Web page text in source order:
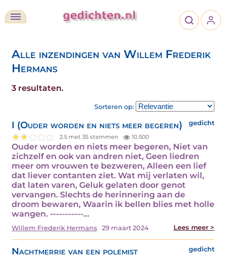
Alle inzendingen van Willem Frederik
Hermans
3 resultaten.
Sorteren op:
I (Ouder worden en niets meer begeren) gedicht
2.5 met 35 stemmen 10.500
Ouder worden en niets meer begeren, Niet van
zichzelf en ook van andren niet, Geen liedren
meer om vrouwen te bezweren, Alleen een lief
dat liever contanten ziet. Wat mij verlaten wil,
dat laten varen, Geluk gelaten door genot
vervangen. Slechts de herinnering aan de
droom bewaren, Waarin ik bellen blies met holle
wangen. -----------…
Willem Frederik Hermans 29 maart 2024 Lees meer >
Nachtmerrie van een polemist gedicht